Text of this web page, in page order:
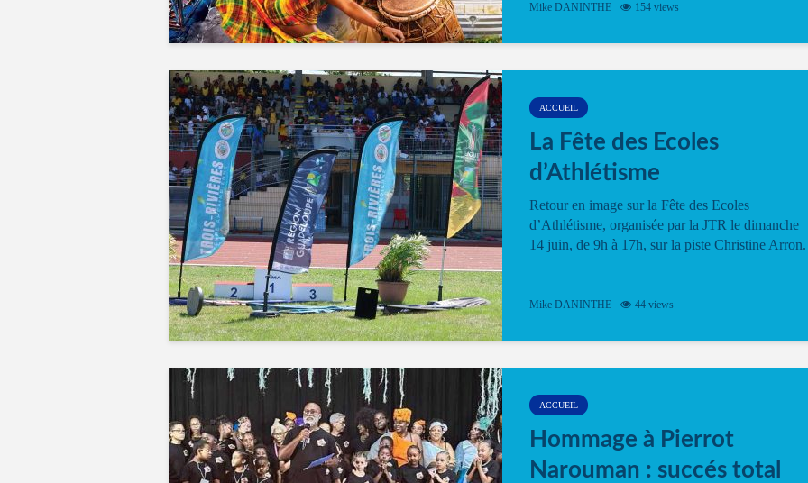
Mike DANINTHE 154 views
ACCUEIL
La Fête des Ecoles
d’Athlétisme
Retour en image sur la Fête des Ecoles
d’Athlétisme, organisée par la JTR le dimanche
14 juin, de 9h à 17h, sur la piste Christine Arron.
Mike DANINTHE 44 views
ACCUEIL
Hommage à Pierrot
Narouman : succés total